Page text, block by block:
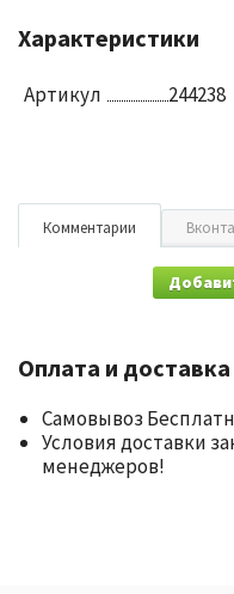
Характеристики
Артикул 244238
Комментарии
Оплата и доставка
Самовывоз
Условия доставки
менеджеров!